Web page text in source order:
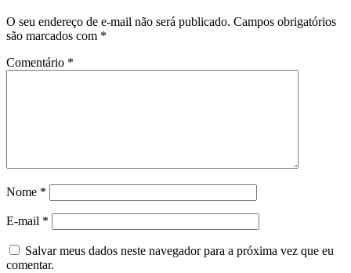
O seu endereço de e-mail não será publicado. Campos obrigatórios
são marcados com *
Comentário *
Nome *
E-mail *
Salvar meus dados neste navegador para a próxima vez que eu
comentar.